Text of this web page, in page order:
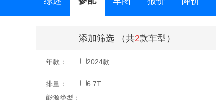
添加筛选 （共2款车型）
年款： 2024款
排量： 6.7T
能源类型：